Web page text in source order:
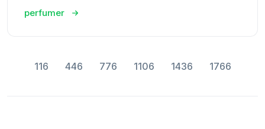
perfumer
116 446 776 1106 1436 1766